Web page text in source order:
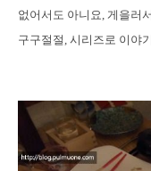
없어서도 아니요, 게을러
구구절절, 시리즈로 이야